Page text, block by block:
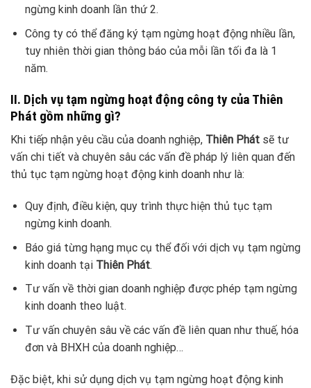
ngừng kinh doanh lần thứ 2.
Công ty có thể đăng ký tạm ngừng hoạt động nhiều lần,
tuy nhiên thời gian thông báo của mỗi lần tối đa là 1
năm.
II. Dịch vụ tạm ngừng hoạt động công ty của Thiên
Phát gồm những gì?
Khi tiếp nhận yêu cầu của doanh nghiệp, Thiên Phát sẽ tư
vấn chi tiết và chuyên sâu các vấn đề pháp lý liên quan đến
thủ tục tạm ngừng hoạt động kinh doanh như là:
Quy định, điều kiện, quy trình thực hiện thủ tục tạm
ngừng kinh doanh.
Báo giá từng hạng mục cụ thể đối với dịch vụ tạm ngừng
kinh doanh tại Thiên Phát.
Tư vấn về thời gian doanh nghiệp được phép tạm ngừng
kinh doanh theo luật.
Tư vấn chuyên sâu về các vấn đề liên quan như thuế, hóa
đơn và BHXH của doanh nghiệp…
Đặc biệt, khi sử dụng dịch vụ tạm ngừng hoạt động kinh